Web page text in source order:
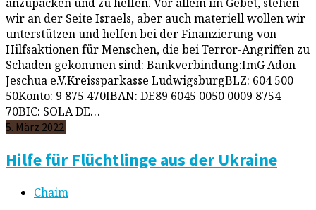
wir an der Seite Israels, aber auch materiell wollen wir
unterstützen und helfen bei der Finanzierung von
Hilfsaktionen für Menschen, die bei Terror-Angriffen zu
Schaden gekommen sind: Bankverbindung:ImG Adon
Jeschua e.V.Kreissparkasse LudwigsburgBLZ: 604 500
50Konto: 9 875 470IBAN: DE89 6045 0050 0009 8754
70BIC: SOLA DE…
5. März 2022
Hilfe für Flüchtlinge aus der Ukraine
Chaim